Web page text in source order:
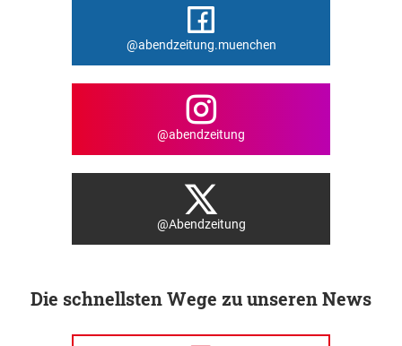
@abendzeitung.muenchen
@abendzeitung
@Abendzeitung
Die schnellsten Wege zu unseren News